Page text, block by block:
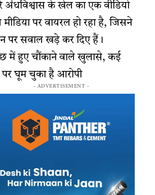
अंधविश्वास के खेल का एक वीडियो
पर वायरल हो रहा है, जिसने
पर सवाल खड़े कर दिए हैं।
में हुए चौंकाने वाले खुलासे, कई
घूम चुका है आरोपी
- ADVERTISEMENT -